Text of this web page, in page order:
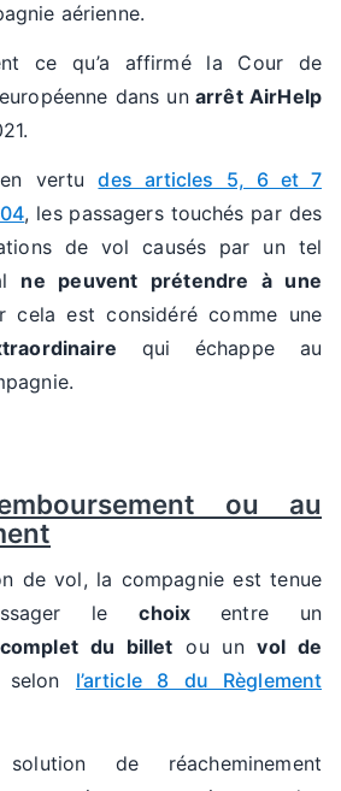
aérienne.
ce qu’a affirmé la Cour de
dans unarrêt AirHelp
en vertudes articles 5, 6 et 7
, les passagers touchés par des
de vol causés par un tel
ne peuvent prétendre à une
cela est considéré comme une
qui échappe au
ou au
de vol, la compagnie est tenue
lechoixentre un
du billet ou unvol de
selon l’article 8 du Règlement
de réacheminement